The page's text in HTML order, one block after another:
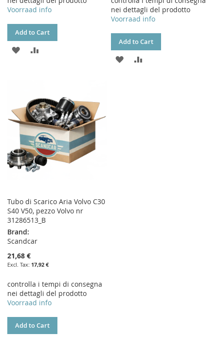
Voorraad info
Add to Cart
ADD
LIST
nei dettagli del prodotto
Voorraad info
Add to Cart
ADD
Tubo di Scarico Aria Volvo C30
S40 V50, pezzo Volvo nr
31286513_B
Brand:
Scandcar
21,68 €
17,92 €
controlla i tempi di consegna
nei dettagli del prodotto
Voorraad info
Add to Cart